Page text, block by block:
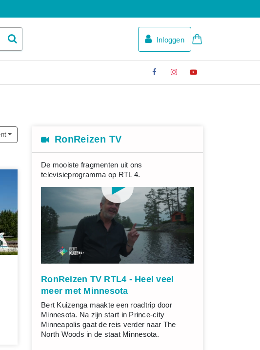
Inloggen
RonReizen TV
De mooiste fragmenten uit ons
televisieprogramma op RTL 4.
RonReizen TV RTL4 - Heel veel
meer met Minnesota
Bert Kuizenga maakte een roadtrip door
Minnesota. Na zijn start in Prince-city
Minneapolis gaat de reis verder naar The
North Woods in de staat Minnesota.